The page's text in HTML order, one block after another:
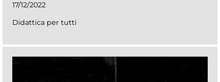
17/12/2022
Didattica per tutti